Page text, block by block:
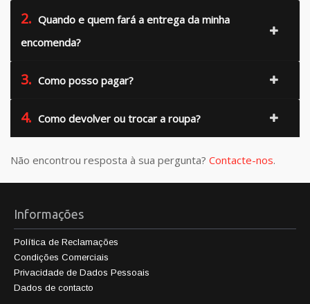
2. Quando e quem fará a entrega da minha
encomenda?
3. Como posso pagar?
4. Como devolver ou trocar a roupa?
Não encontrou resposta à sua pergunta? Contacte-nos.
Informações
Política de Reclamações
Condições Comerciais
Privacidade de Dados Pessoais
Dados de contacto